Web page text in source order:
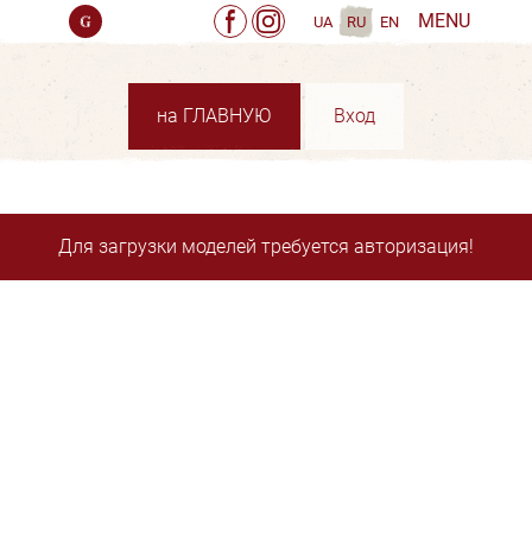
MENU
UA RU EN
на ГЛАВНУЮ Вход
Для загрузки моделей требуется авторизация!